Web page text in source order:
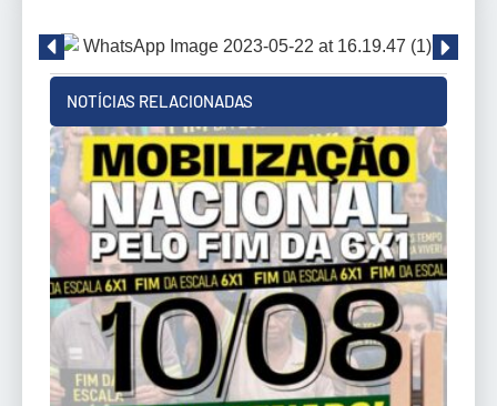
NOTÍCIAS RELACIONADAS